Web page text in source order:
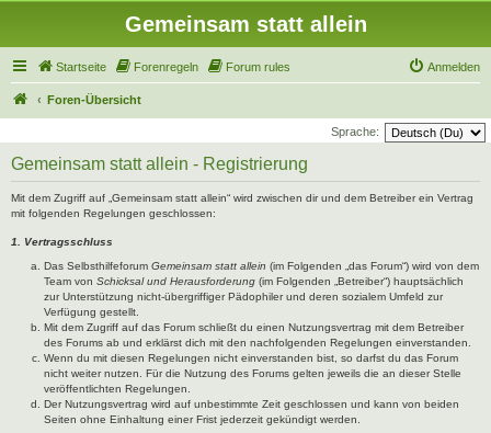
Gemeinsam statt allein
Startseite Forenregeln Forum rules Anmelden
Foren-Übersicht
Sprache:
Gemeinsam statt allein - Registrierung
Mit dem Zugriff auf „Gemeinsam statt allein“ wird zwischen dir und dem Betreiber ein Vertrag
mit folgenden Regelungen geschlossen:
1. Vertragsschluss
Das Selbsthilfeforum Gemeinsam statt allein (im Folgenden „das Forum“) wird von dem
Team von Schicksal und Herausforderung (im Folgenden „Betreiber“) hauptsächlich
zur Unterstützung nicht-übergriffiger Pädophiler und deren sozialem Umfeld zur
Verfügung gestellt.
Mit dem Zugriff auf das Forum schließt du einen Nutzungsvertrag mit dem Betreiber
des Forums ab und erklärst dich mit den nachfolgenden Regelungen einverstanden.
Wenn du mit diesen Regelungen nicht einverstanden bist, so darfst du das Forum
nicht weiter nutzen. Für die Nutzung des Forums gelten jeweils die an dieser Stelle
veröffentlichten Regelungen.
Der Nutzungsvertrag wird auf unbestimmte Zeit geschlossen und kann von beiden
Seiten ohne Einhaltung einer Frist jederzeit gekündigt werden.